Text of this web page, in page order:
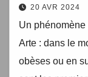
20 AVR 2024
Un
Arte : dans le
obèses ou en